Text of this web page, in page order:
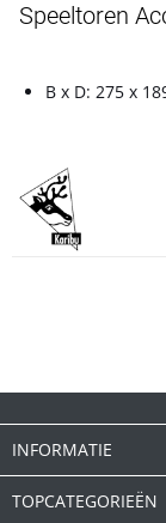
Speeltoren
B x D: 275 x
INFORMATIE
TOPCATEGORIEËN